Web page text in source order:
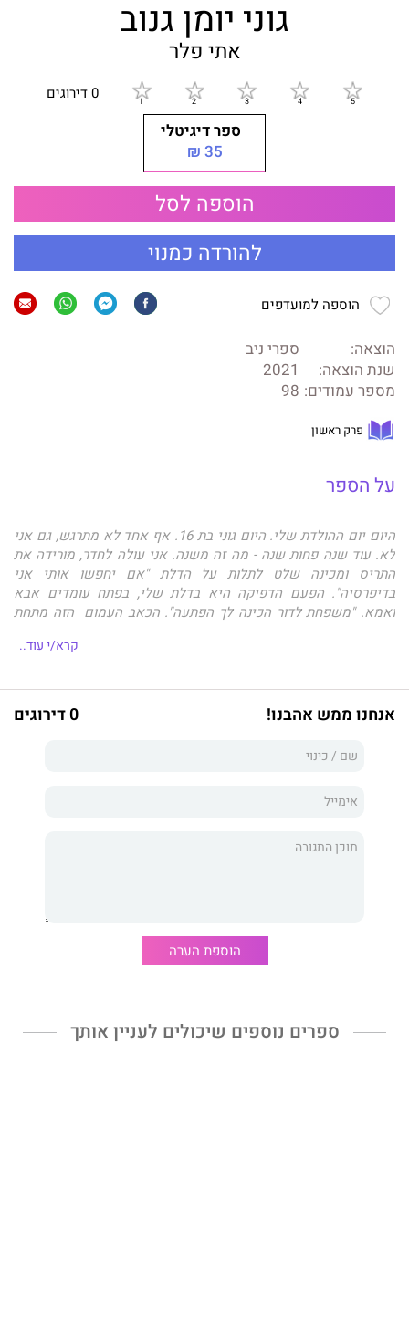
גוני יומן גנוב
אתי פלר
0 דירוגים
ספר דיגיטלי
35 ₪
הוספה לסל
להורדה כמנוי
הוספה למועדפים
הוצאה:
ספרי ניב
שנת הוצאה:
2021
מספר עמודים: 98
פרק ראשון
על הספר
היום יום ההולדת שלי. היום גוני בת 16. אף אחד לא מתרגש, גם אני
לא. עוד שנה פחות שנה - מה זה משנה. אני עולה לחדר, מורידה את
התריס ומכינה שלט לתלות על הדלת "אם יחפשו אותי אני
בדיפרסיה". הפעם הדפיקה היא בדלת שלי, בפתח עומדים אבא
ואמא. "משפחת לדור הכינה לך הפתעה". הכאב העמום הזה מתחת
השני הגשתי אותו כעבודת גמר בקורס שהנחה הסופר
עמוס עוז.
"הספר כתוב ברהיטות",
לשושלת של התפסן בשדה השיפון".
הספר הורחב ושופץ.
ב-2003 יצא ספר שיריה "אישה של אחר כך" בהוצאת הקיבוץ
קרא/י עוד..
אנחנו ממש אהבנו! 0 דירוגים
הוספת הערה
ספרים נוספים שיכולים לעניין אותך